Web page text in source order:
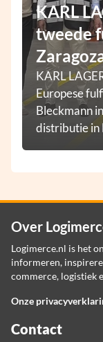
KARL
tweede
KARL
Europese
Bleckmann
distributie in
Over
Logimerce.nl is het
informeren,
commerce, logistiek
Onze
Contact